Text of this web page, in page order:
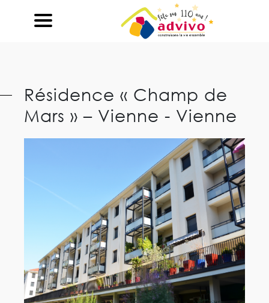
Résidence « Champ de
Mars » – Vienne - Vienne